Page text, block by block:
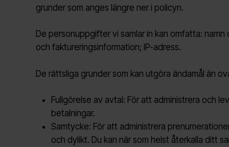
grunder som anges längre ner i policyn.
De personuppgifter vi samlar in kan omfatta:
och faktureringsinformation; IP-adress.
De rättsliga grunder som kan utgöra ändamål än
Fullgörelse av avtal: För att administrera och
betalningar.
Samtycke: För att administrera
och dylikt. Du kan när som helst återkalla ditt